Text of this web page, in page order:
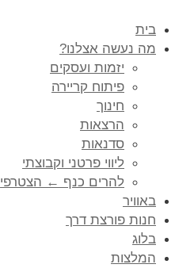
בית
מה נעשה אצלנו?
יזמות ועסקים
פיתוח קריירה
חינוך
הרצאות
סדנאות
ליווי פרטני וקבוצתי
להרים כנף ← הצטרפי
באוויר
חנות פורצת דרך
בלוג
המלצות